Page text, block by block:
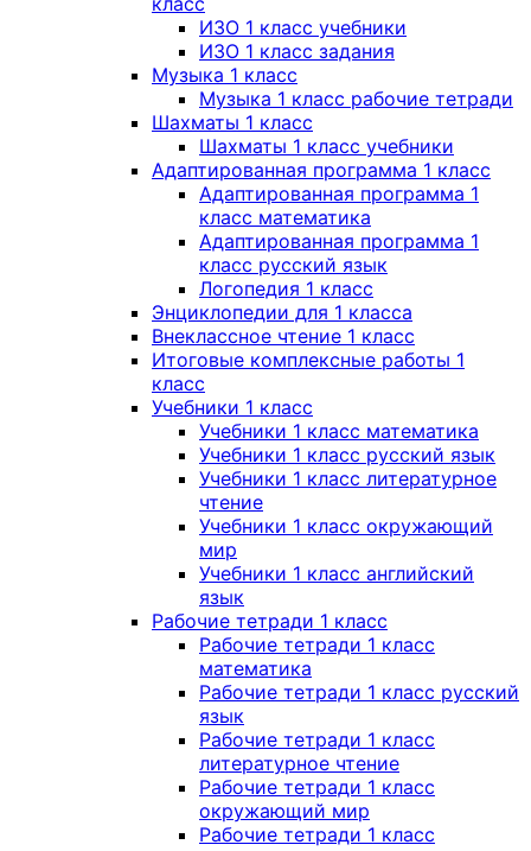
ИЗО 1 класс учебники
ИЗО 1 класс задания
Музыка 1 класс
Музыка 1 класс рабочие тетради
Шахматы 1 класс
Шахматы 1 класс учебники
Адаптированная программа 1 класс
Адаптированная программа 1
класс математика
Адаптированная программа 1
класс русский язык
Логопедия 1 класс
Энциклопедии для 1 класса
Внеклассное чтение 1 класс
Итоговые комплексные работы 1
класс
Учебники 1 класс
Учебники 1 класс математика
Учебники 1 класс русский язык
Учебники 1 класс литературное
чтение
Учебники 1 класс окружающий
мир
Учебники 1 класс английский
язык
Рабочие тетради 1 класс
Рабочие тетради 1 класс
математика
Рабочие тетради 1 класс русский
язык
Рабочие тетради 1 класс
литературное чтение
Рабочие тетради 1 класс
окружающий мир
Рабочие тетради 1 класс